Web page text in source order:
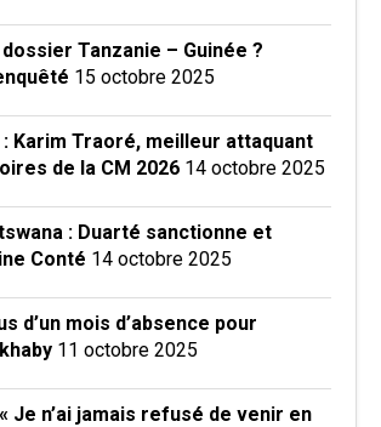
Tanzanie – Guinée ?
15 octobre 2025
: Karim Traoré, meilleur attaquant
de la CM 2026 14 octobre 2025
: Duarté sanctionne et
Conté 14 octobre 2025
d’un mois d’absence pour
11 octobre 2025
Je n’ai jamais refusé de venir en